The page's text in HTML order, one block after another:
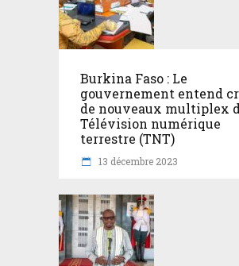
Burkina Faso : Le
gouvernement entend
de nouveaux multiplex
Télévision numérique
terrestre (TNT)
13 décembre 2023